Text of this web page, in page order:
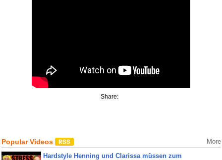
Share:
Popular Videos More
Hardstyle Henning und Clarissa müssen zum